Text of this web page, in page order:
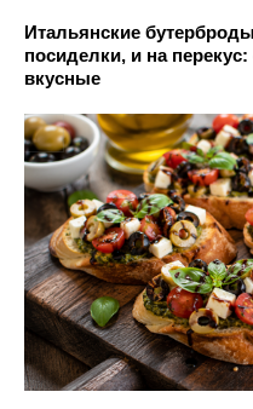
Итальянские
посиделки, и на
вкусные